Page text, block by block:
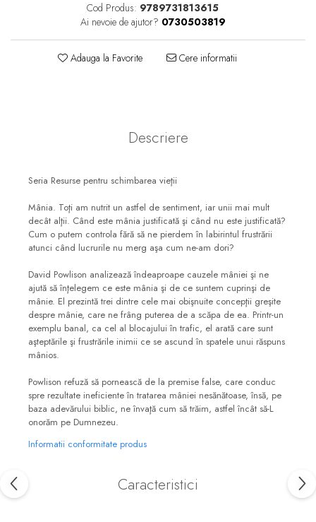
Consiliere
Lucrarea cu Copiii și Tinerii
Romane, Nuvele și Povestiri
Biografii
Poezii
Cod Produs: 9789731813615
Ai nevoie de ajutor? 0730503819
Adauga la Favorite Cere informatii
Descriere
Seria Resurse pentru schimbarea vieţii
Mânia. Toţi am nutrit un astfel de sentiment, iar unii mai mult
decât alţii. Când este mânia justificată şi când nu este justificată?
Cum o putem controla fără să ne pierdem în labirintul frustrării
atunci când lucrurile nu merg aşa cum ne-am dori?
David Powlison analizează îndeaproape cauzele mâniei şi ne
ajută să înţelegem ce este mânia şi de ce suntem cuprinşi de
mânie. El prezintă trei dintre cele mai obişnuite concepţii greşite
despre mânie, care ne frâng puterea de a scăpa de ea. Printr-un
exemplu banal, ca cel al blocajului în trafic, el arată care sunt
aşteptările şi frustrările inimii ce se ascund în spatele unui răspuns
mânios.
Powlison refuză să pornească de la premise false, care conduc
spre rezultate ineficiente în tratarea mâniei nesănătoase, însă, pe
baza adevărului biblic, ne învaţă cum să trăim, astfel încât să-L
onorăm pe Dumnezeu.
Informatii conformitate produs
Caracteristici